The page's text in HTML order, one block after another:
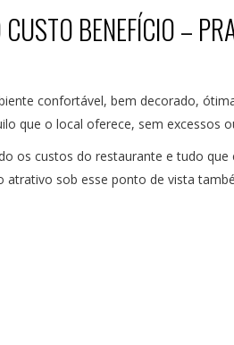
BENEFÍCIO –
confortável, bem decorado,
que o local oferece, sem excessos
os custos do restaurante e tudo que
sob esse ponto de vista